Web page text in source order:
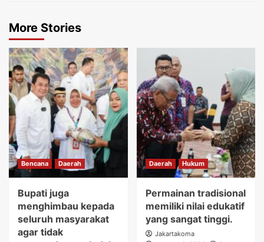
More Stories
Bencana Daerah
Bupati juga
menghimbau kepada
seluruh masyarakat
agar tidak
Daerah Hukum
Permainan tradisional
memiliki nilai edukatif
yang sangat tinggi.
Jakartakoma